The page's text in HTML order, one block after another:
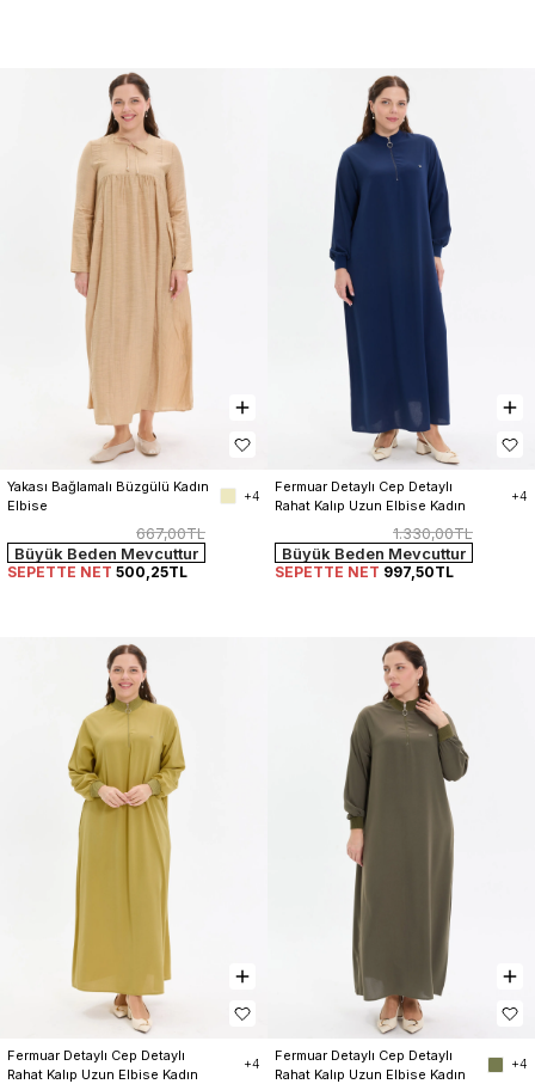
Yakası Bağlamalı Büzgülü Kadın
Elbise
+4
667,00TL
Büyük Beden Mevcuttur
SEPETTE NET 500,25TL
Fermuar Detaylı Cep Detaylı
Rahat Kalıp Uzun Elbise Kadın
+4
1.330,00TL
Büyük Beden Mevcuttur
SEPETTE NET 997,50TL
Fermuar Detaylı Cep Detaylı
Rahat Kalıp Uzun Elbise Kadın
+4
Fermuar Detaylı Cep Detaylı
Rahat Kalıp Uzun Elbise Kadın
+4